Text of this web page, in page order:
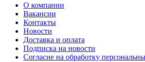
О компании
Вакансии
Контакты
Новости
Доставка и оплата
Подписка на новости
Согласие на обработку